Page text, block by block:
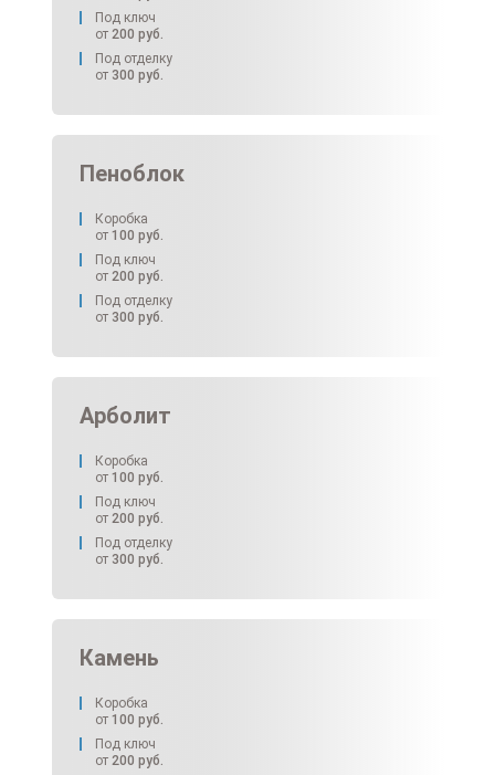
Под ключ
от 200 руб.
Под отделку
от 300 руб.
Пеноблок
Коробка
от 100 руб.
Под ключ
от 200 руб.
Под отделку
от 300 руб.
Арболит
Коробка
от 100 руб.
Под ключ
от 200 руб.
Под отделку
от 300 руб.
Камень
Коробка
от 100 руб.
Под ключ
от 200 руб.